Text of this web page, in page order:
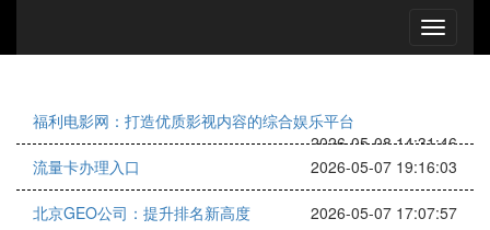
福利电影网：打造优质影视内容的综合娱乐平台
2026-05-08 14:31:46
流量卡办理入口
2026-05-07 19:16:03
北京GEO公司：提升排名新高度 2026-05-07 17:07:57